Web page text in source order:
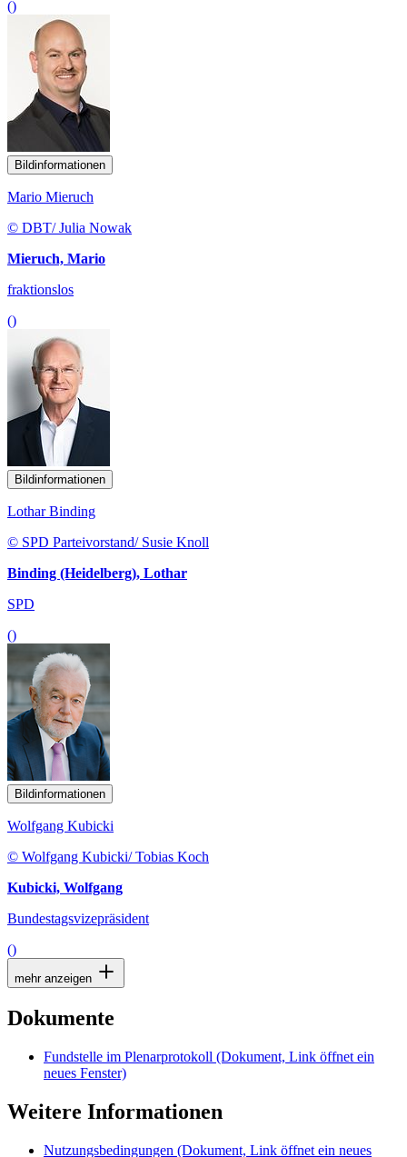
()
Bildinformationen
Mario Mieruch
© DBT/ Julia Nowak
Mieruch, Mario
fraktionslos
()
Bildinformationen
Lothar Binding
© SPD Parteivorstand/ Susie Knoll
Binding (Heidelberg), Lothar
SPD
()
Bildinformationen
Wolfgang Kubicki
© Wolfgang Kubicki/ Tobias Koch
Kubicki, Wolfgang
Bundestagsvizepräsident
()
mehr anzeigen
Dokumente
Fundstelle im Plenarprotokoll (Dokument, Link öffnet ein
neues Fenster)
Weitere Informationen
Nutzungsbedingungen (Dokument, Link öffnet ein neues